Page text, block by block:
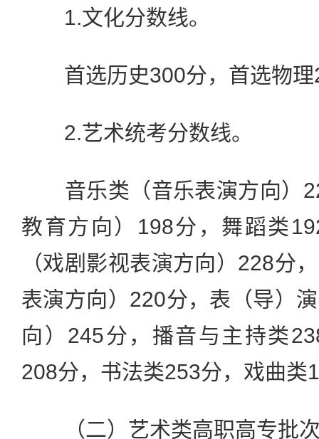
1.文化分数线。
首选历史300分，首选物理
2.艺术统考分数线。
音乐类（音乐表演方向）
教育方向）198分，舞蹈类
（戏剧影视表演方向）228分
表演方向）220分，表（导）
向）245分，播音与主持类
208分，书法类253分，戏曲类
（二）艺术类高职高专批